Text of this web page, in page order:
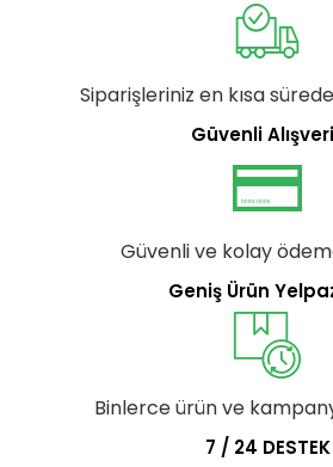
Siparişleriniz en kısa
Güvenli
Güvenli ve kolay
Geniş Ürün
Binlerce ürün ve
7 / 24 DESTEK